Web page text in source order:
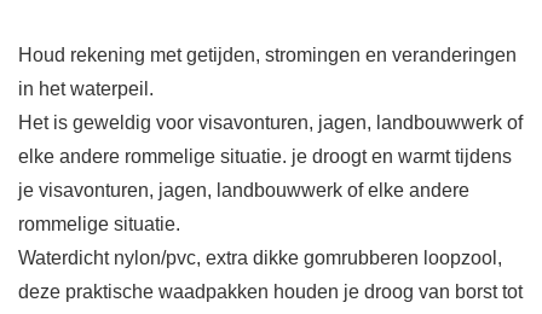
Houd rekening met getijden, stromingen en veranderingen
in het waterpeil.
Het is geweldig voor visavonturen, jagen, landbouwwerk of
elke andere rommelige situatie. je droogt en warmt tijdens
je visavonturen, jagen, landbouwwerk of elke andere
rommelige situatie.
Waterdicht nylon/pvc, extra dikke gomrubberen loopzool,
deze praktische waadpakken houden je droog van borst tot